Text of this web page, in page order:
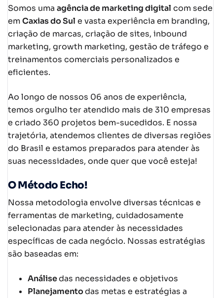
Somos uma agência de marketing digital com sede
emCaxias do Sul e vasta experiência em branding,
criação de marcas, criação de sites, inbound
marketing, growth marketing, gestão de tráfego e
treinamentos comerciais personalizados e
eficientes.
Ao longo de nossos 06 anos de experiência,
temos orgulho ter atendido mais de 310 empresas
e criado 360 projetos bem-sucedidos. E nossa
trajetória, atendemos clientes de diversas regiões
do Brasil e estamos preparados para atender às
suas necessidades, onde quer que você esteja!
O Método Echo!
Nossa metodologia envolve diversas técnicas e
ferramentas de marketing, cuidadosamente
selecionadas para atender às necessidades
específicas de cada negócio. Nossas estratégias
são baseadas em:
Análisedas necessidades e objetivos
Planejamentodas metas e estratégias a